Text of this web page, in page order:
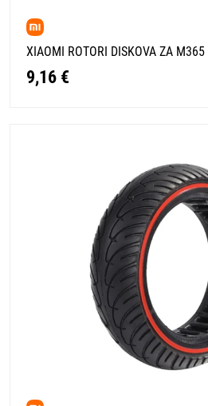
XIAOMI ROTORI DISKOVA ZA M365
9,16 €